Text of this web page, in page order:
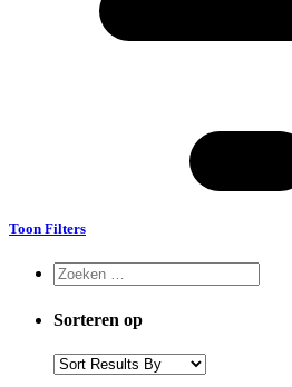
Toon Filters
Sorteren op